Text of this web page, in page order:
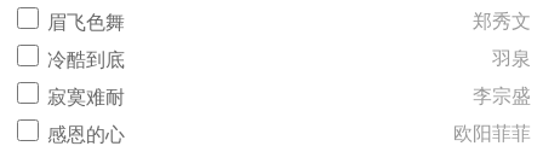
眉飞色舞
郑秀文
冷酷到底
羽泉
寂寞难耐
李宗盛
感恩的心
欧阳菲菲